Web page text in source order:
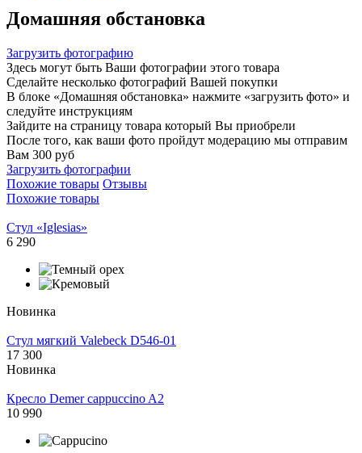
Домашняя обстановка
Загрузить фотографию
Здесь могут быть Ваши фотографии этого товара
Сделайте несколько фотографий Вашей покупки
В блоке «Домашняя обстановка» нажмите «загрузить фото» и
следуйте инструкциям
Зайдите на страницу товара который Вы приобрели
После того, как ваши фото пройдут модерацию мы отправим
Вам 300 руб
Загрузить фотографии
Похожие товары Отзывы
Похожие товары
Стул «Iglesias»
6 290
Новинка
Стул мягкий Valebeck D546-01
17 300
Новинка
Кресло Demer cappuccino A2
10 990